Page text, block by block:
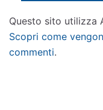
Questo sito utilizza
Scopri come
commenti.